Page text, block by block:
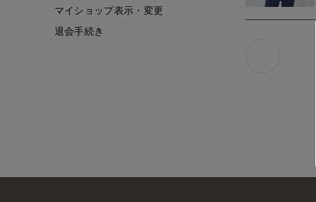
マイショップ表示・変更
退会手続き